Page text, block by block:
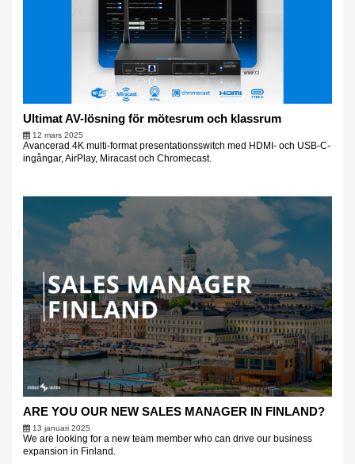
Ultimat AV-lösning för mötesrum och klassrum
12 mars 2025
Avancerad 4K multi-format presentationsswitch med HDMI- och USB-C-
ingångar, AirPlay, Miracast och Chromecast.
ARE YOU OUR NEW SALES MANAGER IN FINLAND?
13 januari 2025
We are looking for a new team member who can drive our business
expansion in Finland.